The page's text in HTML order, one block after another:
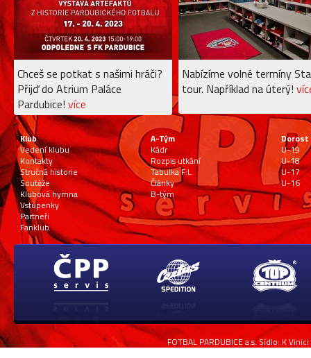
Chceš se potkat s našimi hráči?
Přijď do Atrium Paláce
Pardubice! více
Nabízíme volné termíny
tour. Například na úterý!
Klub
Vedení klubu
Kontakty
Stručná historie
Soutěže
Klubová hymna
Vstupenky
Partneři
Fanklub
A-Tým
Kádr
Rozpis utkání
Tabulka F:L
Články
B-tým
Dorost
U-19
U-18
U-17
U-16
FOTBAL PARDUBICE a.s. Sídlo: K